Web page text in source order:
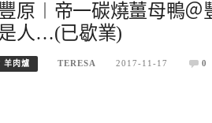
原︱帝一碳燒薑母鴨
人…(已歇業)
羊肉爐 TERESA 2017-11-17 0